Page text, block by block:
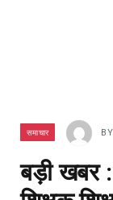
समाचार BY
बड़ी खबर